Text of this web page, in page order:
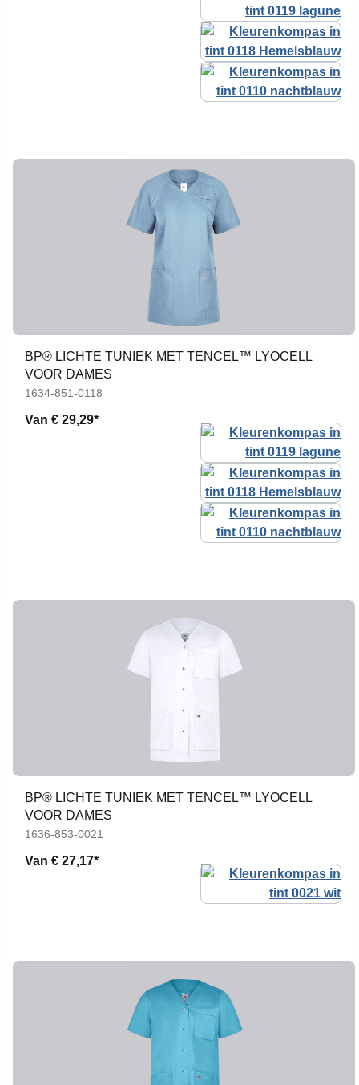
BP® LICHTE TUNIEK MET TENCEL™ LYOCELL
VOOR DAMES
1634-851-0118
Van € 29,29*
BP® LICHTE TUNIEK MET TENCEL™ LYOCELL
VOOR DAMES
1636-853-0021
Van € 27,17*